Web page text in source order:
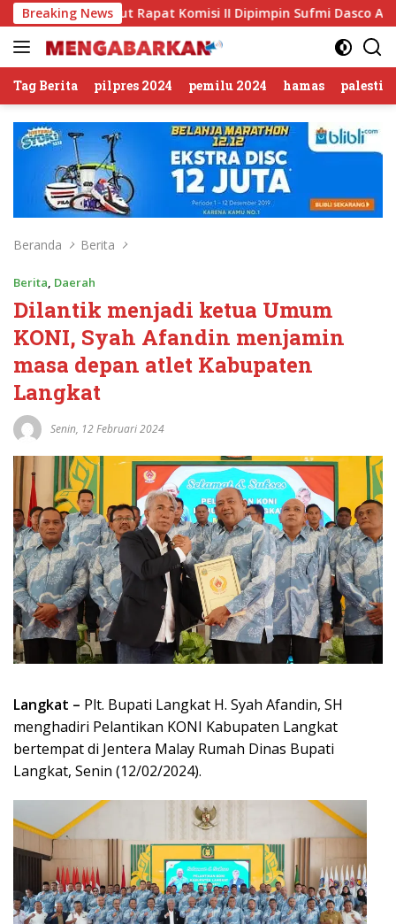
Langsung
ke
konten
Breaking News
Rapat Komisi II Dipimpin Sufmi Dasco Ahmad
Tag Berita pilpres 2024 pemilu 2024 hamas
Beranda Berita
Berita, Daerah
Dilantik menjadi ketua Umum
KONI, Syah Afandin menjamin
masa depan atlet Kabupaten
Langkat
Senin, 12 Februari 2024
Langkat – Plt. Bupati Langkat H. Syah Afandin, SH
menghadiri Pelantikan KONI Kabupaten Langkat
bertempat di Jentera Malay Rumah Dinas Bupati
Langkat, Senin (12/02/2024).